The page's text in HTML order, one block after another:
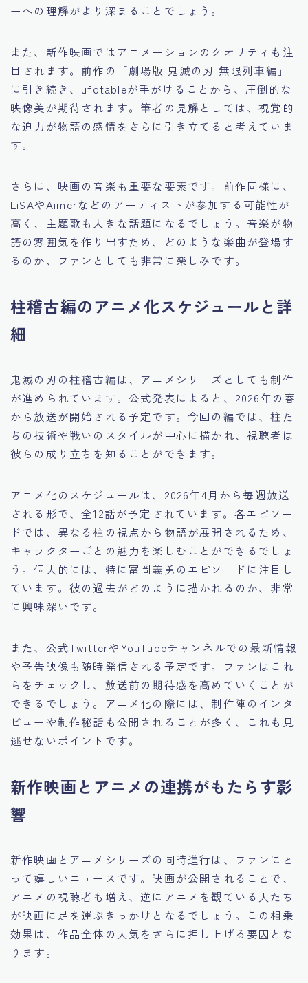
ーへの理解がより深まることでしょう。
また、新作映画ではアニメーションのクオリティも注
目されます。前作の「劇場版 鬼滅の刃 無限列車編」
に引き続き、ufotableが手がけることから、圧倒的な
映像美が期待されます。筆者の見解としては、視覚的
な迫力が物語の感情をさらに引き立てると考えていま
す。
さらに、映画の音楽も重要な要素です。前作同様に、
LiSAやAimerなどのアーティストが参加する可能性が
高く、主題歌も大きな話題になるでしょう。音楽が物
語の雰囲気を作り出すため、どのような楽曲が登場す
るのか、ファンとしても非常に楽しみです。
柱稽古編のアニメ化スケジュールと詳
細
鬼滅の刃の柱稽古編は、アニメシリーズとしても制作
が進められています。公式発表によると、2026年の春
から放送が開始される予定です。今回の編では、柱た
ちの技術や戦いのスタイルが中心に描かれ、視聴者は
彼らの成り立ちを知ることができます。
アニメ化のスケジュールは、2026年4月から毎週放送
される形で、全12話が予定されています。各エピソー
ドでは、異なる柱の視点から物語が展開されるため、
キャラクターごとの魅力を楽しむことができるでしょ
う。個人的には、特に冨岡義勇のエピソードに注目し
ています。彼の過去がどのように描かれるのか、非常
に興味深いです。
また、公式TwitterやYouTubeチャンネルでの最新情報
や予告映像も随時発信される予定です。ファンはこれ
らをチェックし、放送前の期待感を高めていくことが
できるでしょう。アニメ化の際には、制作陣のインタ
ビューや制作秘話も公開されることが多く、これも見
逃せないポイントです。
新作映画とアニメの連携がもたらす影
響
新作映画とアニメシリーズの同時進行は、ファンにと
って嬉しいニュースです。映画が公開されることで、
アニメの視聴者も増え、逆にアニメを観ている人たち
が映画に足を運ぶきっかけとなるでしょう。この相乗
効果は、作品全体の人気をさらに押し上げる要因とな
ります。